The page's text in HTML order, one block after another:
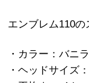
エンブレム110の
・カラー：バニ
・ヘッドサイズ